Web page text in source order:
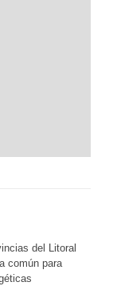
del Litoral
común para